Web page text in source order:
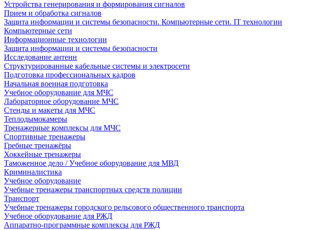
Устройства генерирования и формирования сигналов
Прием и обработка сигналов
Защита информации и системы безопасности. Компьютерные сети. IT технологии
Компьютерные сети
Информационные технологии
Защита информации и системы безопасности
Исследование антенн
Структурированные кабельные системы и электросети
Подготовка профессиональных кадров
Начальная военная подготовка
Учебное оборудование для МЧС
Лабораторное оборудование МЧС
Стенды и макеты для МЧС
Теплодымокамеры
Тренажерные комплексы для МЧС
Спортивные тренажеры
Гребные тренажёры
Хоккейные тренажеры
Таможенное дело / Учебное оборудование для МВД
Криминалистика
Учебное оборудование
Учебные тренажеры транспортных средств полиции
Транспорт
Учебные тренажеры городского рельсового общественного транспорта
Учебное оборудование для РЖД
Аппаратно-программные комплексы для РЖД